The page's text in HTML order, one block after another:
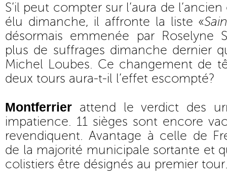
S’il peut compter sur l’aura de
élu dimanche, il affronte la liste «
désormais emmenée par Roselyne
plus de suffrages dimanche dernier
Michel Loubes. Ce changement de
deux tours aura-t-il l’effet escompté?
Montferrier attend le verdict des
impatience. 11 sièges sont encore
revendiquent. Avantage à celle de
de la majorité municipale sortante et
colistiers être désignés au premier